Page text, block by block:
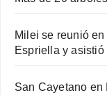
Milei se reunió
Espriella y asistió
San Cayetano en